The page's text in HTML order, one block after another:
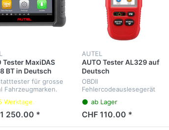
Tester MaxiDAS
BT in Deutsch
für grosse
Fahrzeugmarken.
Service-
Elektrische-Park-
etc.
Werktage
250.00 *
AUTEL
AUTO Tester AL329 auf
Deutsch
OBDII
Fehlercodeauslesegerät
mehrsprachigen Menü
ab Lager
CHF 110.00 *